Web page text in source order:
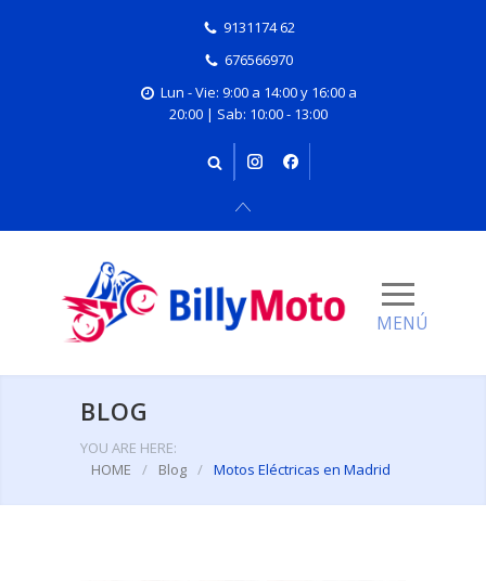
9131174 62
676566970
Lun - Vie: 9:00 a 14:00 y 16:00 a
20:00 | Sab: 10:00 - 13:00
BLOG
YOU ARE HERE:
HOME
/ Blog / Motos Eléctricas en Madrid